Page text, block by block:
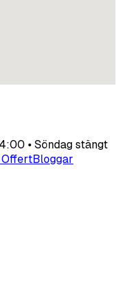
• Söndag stängt
OffertBloggar